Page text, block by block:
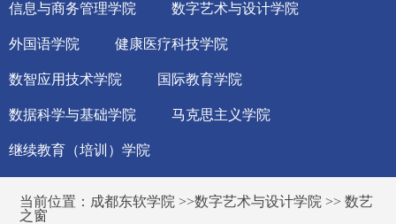
信息与商务管理学院 数字艺术与设计学院
外国语学院 健康医疗科技学院
数智应用技术学院 国际教育学院
数据科学与基础学院 马克思主义学院
继续教育（培训）学院
当前位置： 成都东软学院 >>数字艺术与设计学院 >>数艺
之窗